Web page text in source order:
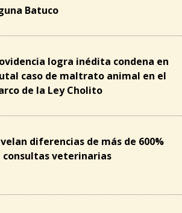
Batuco
logra inédita condena en
caso de maltrato animal en el
de la Ley Cholito
diferencias de más de 600%
consultas veterinarias